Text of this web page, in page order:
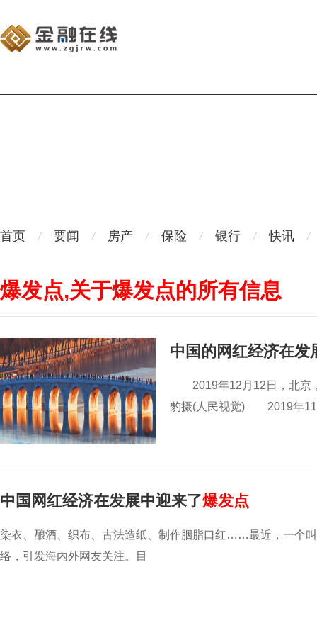
首页 要闻 房产 保险 银行 快讯
爆发点,关于爆发点的所有信息
中国的网红经济在发
2019年12月12日，北京
豹摄(人民视觉) 2019年11
中国网红经济在发展中迎来了爆发点
染衣、酿酒、织布、古法造纸、制作胭脂口红……最近，一个
络，引发海内外网友关注。目